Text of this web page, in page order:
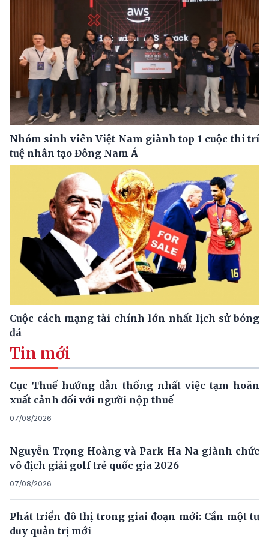
Nhóm sinh viên Việt Nam giành top 1 cuộc thi trí
tuệ nhân tạo Đông Nam Á
Cuộc cách mạng tài chính lớn nhất lịch sử bóng
đá
Tin mới
Cục Thuế hướng dẫn thống nhất việc tạm hoãn
xuất cảnh đối với người nộp thuế
07/08/2026
Nguyễn Trọng Hoàng và Park Ha Na giành chức
vô địch giải golf trẻ quốc gia 2026
07/08/2026
Phát triển đô thị trong giai đoạn mới: Cần một tư
duy quản trị mới